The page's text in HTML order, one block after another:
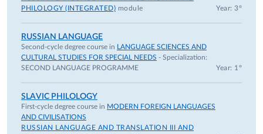
PHILOLOGY (INTEGRATED) module Year: 3°
RUSSIAN LANGUAGE
Second-cycle degree course in LANGUAGE SCIENCES AND
CULTURAL STUDIES FOR SPECIAL NEEDS - Specialization:
SECOND LANGUAGE PROGRAMME
Year: 1°
SLAVIC PHILOLOGY
First-cycle degree course in MODERN FOREIGN LANGUAGES
AND CIVILISATIONS
RUSSIAN LANGUAGE AND TRANSLATION III AND